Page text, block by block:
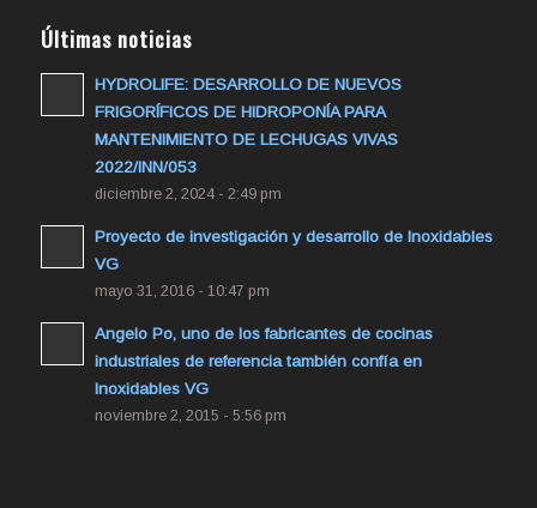
Últimas noticias
HYDROLIFE: DESARROLLO DE NUEVOS
FRIGORÍFICOS DE HIDROPONÍA PARA
MANTENIMIENTO DE LECHUGAS VIVAS
2022/INN/053
diciembre 2, 2024 - 2:49 pm
Proyecto de investigación y desarrollo de Inoxidables
VG
mayo 31, 2016 - 10:47 pm
Angelo Po, uno de los fabricantes de cocinas
industriales de referencia también confía en
Inoxidables VG
noviembre 2, 2015 - 5:56 pm